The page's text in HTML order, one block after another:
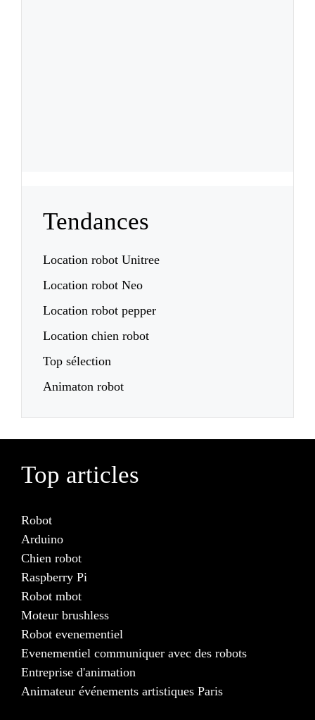
Tendances
Location robot Unitree
Location robot Neo
Location robot pepper
Location chien robot
Top sélection
Animaton robot
Top articles
Robot
Arduino
Chien robot
Raspberry Pi
Robot mbot
Moteur brushless
Robot evenementiel
Evenementiel communiquer avec des robots
Entreprise d'animation
Animateur événements artistiques Paris